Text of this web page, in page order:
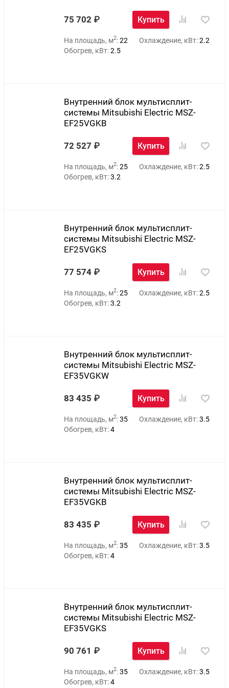
75 702 Купить
На площадь, м2:22 Охлаждение, кВт:2.2
Обогрев, кВт:2.5
Внутренний блок мультисплит-
системы Mitsubishi Electric MSZ-
EF25VGKB
72 527 Купить
На площадь, м2:25 Охлаждение, кВт:2.5
Обогрев, кВт:3.2
Внутренний блок мультисплит-
системы Mitsubishi Electric MSZ-
EF25VGKS
77 574 Купить
На площадь, м2:25 Охлаждение, кВт:2.5
Обогрев, кВт:3.2
Внутренний блок мультисплит-
системы Mitsubishi Electric MSZ-
EF35VGKW
83 435 Купить
На площадь, м2:35 Охлаждение, кВт:3.5
Обогрев, кВт:4
Внутренний блок мультисплит-
системы Mitsubishi Electric MSZ-
EF35VGKB
83 435 Купить
На площадь, м2:35 Охлаждение, кВт:3.5
Обогрев, кВт:4
Внутренний блок мультисплит-
системы Mitsubishi Electric MSZ-
EF35VGKS
90 761 Купить
На площадь, м2:35 Охлаждение, кВт:3.5
Обогрев, кВт:4